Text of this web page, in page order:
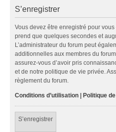
S’enregistrer
Vous devez être enregistré pour vous
prend que quelques secondes et
L’administrateur du forum peut
additionnelles aux membres du
assurez-vous d’avoir pris
et de notre politique de vie privée.
règlement du forum.
Conditions d’utilisation | Politique
S’enregistrer